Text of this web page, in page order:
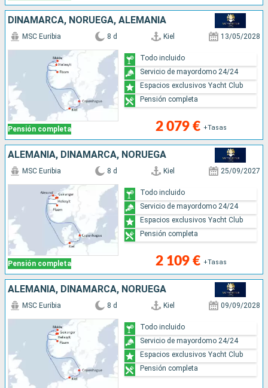
DINAMARCA, NORUEGA, ALEMANIA
Pensión completa
MSC Euribia 8 d Kiel 13/05/2028
2 079 € +Tasas
Todo incluido
Servicio de mayordomo 24/24
Espacios exclusivos Yacht Club
Pensión completa
ALEMANIA, DINAMARCA, NORUEGA
Pensión completa
MSC Euribia 8 d Kiel 25/09/2027
2 109 € +Tasas
Todo incluido
Servicio de mayordomo 24/24
Espacios exclusivos Yacht Club
Pensión completa
ALEMANIA, DINAMARCA, NORUEGA
MSC Euribia 8 d Kiel 09/09/2028
Todo incluido
Servicio de mayordomo 24/24
Espacios exclusivos Yacht Club
Pensión completa